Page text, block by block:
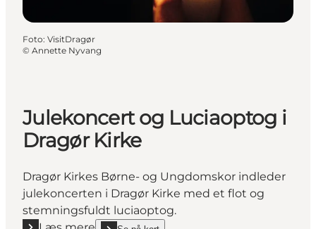
Foto: VisitDragør
© Annette Nyvang
Julekoncert og Luciaoptog i
Dragør Kirke
Dragør Kirkes Børne- og Ungdomskor indleder
julekoncerten i Dragør Kirke med et flot og
stemningsfuldt luciaoptog.